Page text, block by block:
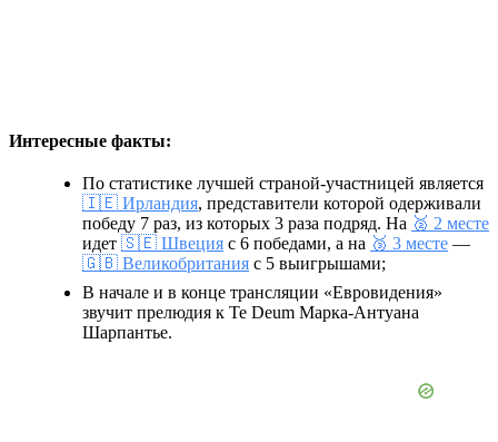
Интересные факты:
По статистике лучшей страной-участницей является
🇮🇪 Ирландия, представители которой одерживали
победу 7 раз, из которых 3 раза подряд. На 🥈 2 месте
идет 🇸🇪 Швеция с 6 победами, а на 🥉 3 месте —
🇬🇧 Великобритания с 5 выигрышами;
В начале и в конце трансляции «Евровидения»
звучит прелюдия к Te Deum Марка-Антуана
Шарпантье.